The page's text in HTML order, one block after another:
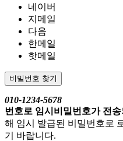
네이버
지메일
다음
한메일
핫메일
비밀번호 찾기
010-1234-5678
번호로 임시비밀번호가 전
해 임시 발급된 비밀번호로
기 바랍니다.